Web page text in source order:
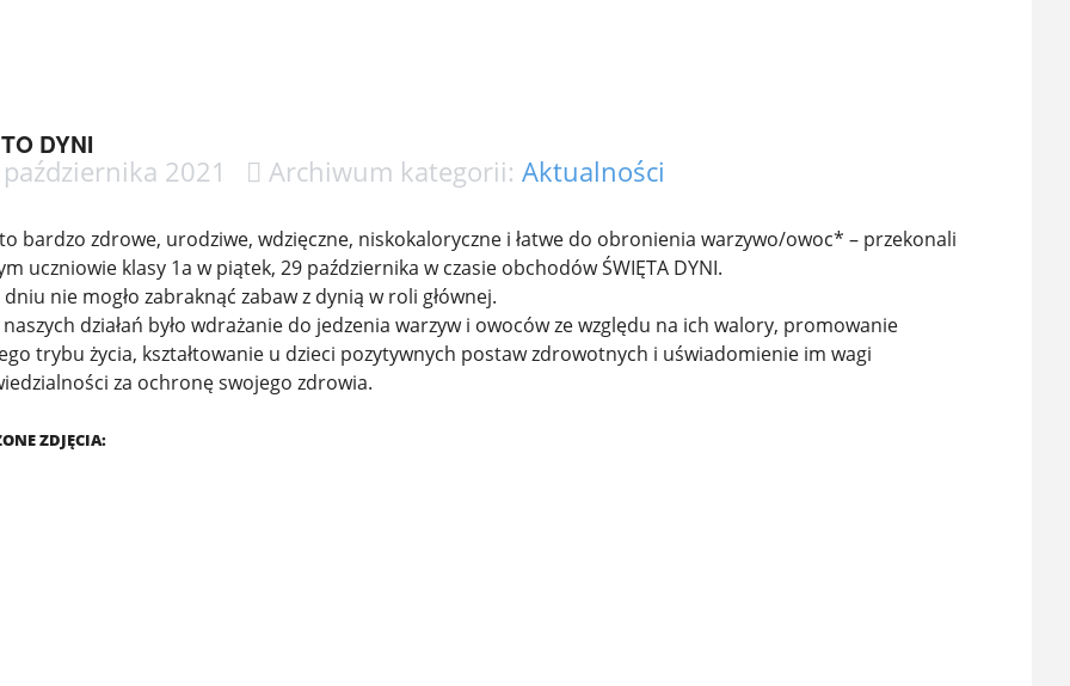
DYNI
2021 Archiwum kategorii: Aktualności
bardzo zdrowe, urodziwe, wdzięczne, niskokaloryczne i łatwe do obronienia warzywo/owoc* – przekonali
uczniowie klasy 1a w piątek, 29 października w czasie obchodów ŚWIĘTA DYNI.
nie mogło zabraknąć zabaw z dynią w roli głównej.
działań było wdrażanie do jedzenia warzyw i owoców ze względu na ich walory, promowanie
trybu życia, kształtowanie u dzieci pozytywnych postaw zdrowotnych i uświadomienie im wagi
za ochronę swojego zdrowia.
ZDJĘCIA: